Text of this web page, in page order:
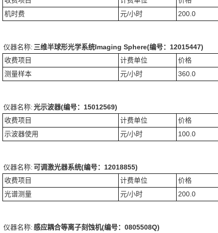
机时费
元/小时 200.0
仪器名称: 三维半球形光学系统Imaging Sphere(编号：12015447)
收费项目
计费单位
价格
测量样本
元/小时 360.0
仪器名称:光示波器(编号：15012569)
收费项目
计费单位
价格
示波器使用
元/小时 100.0
仪器名称:可调激光器系统(编号：12018855)
收费项目
计费单位
价格
光谱测量
元/小时 200.0
仪器名称:感应耦合等离子刻蚀机(编号：0805508Q)